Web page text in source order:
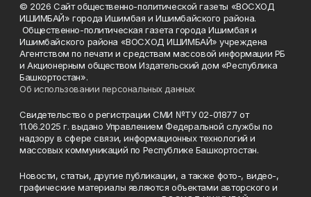
© 2026 Сайт общественно-политической газеты «ВОСХОД
ИШИМБАЙ» города Ишимбая и Ишимбайского района.
Общественно-политическая газета города Ишимбая и
Ишимбайского района «ВОСХОД ИШИМБАЙ» учреждена
Агентством по печати и средствам массовой информации РБ
и Акционерным обществом Издательский дом «Республика
Башкортостан».
Об использовании персональных данных
Свидетельство о регистрации СМИ №ТУ 02-01877 от
11.06.2025 г. выдано Управлением Федеральной службы по
надзору в сфере связи, информационных технологий и
массовых коммуникаций по Республике Башкортостан.
Новости, статьи, другие публикации, а также фото-, видео-,
графические материалы являются объектами авторского и